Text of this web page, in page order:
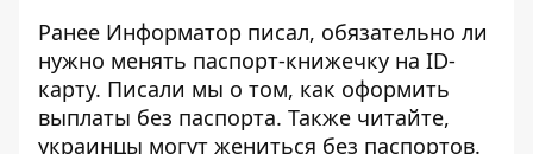
Ранее Информатор писал, обязательно ли
нужно менять паспорт-книжечку на ID-
карту. Писали мы о том, как оформить
выплаты без паспорта. Также читайте,
украинцы могут жениться без паспортов.